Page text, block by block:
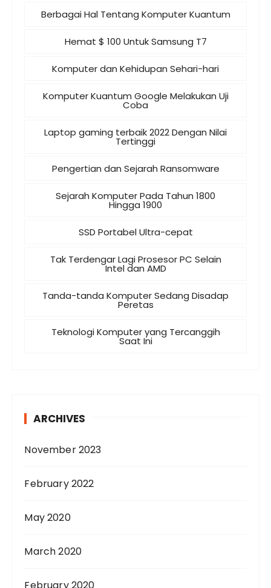
Berbagai Hal Tentang Komputer Kuantum
Hemat $ 100 Untuk Samsung T7
Komputer dan Kehidupan Sehari-hari
Komputer Kuantum Google Melakukan Uji
Coba
Laptop gaming terbaik 2022 Dengan Nilai
Tertinggi
Pengertian dan Sejarah Ransomware
Sejarah Komputer Pada Tahun 1800
Hingga 1900
SSD Portabel Ultra-cepat
Tak Terdengar Lagi Prosesor PC Selain
Intel dan AMD
Tanda-tanda Komputer Sedang Disadap
Peretas
Teknologi Komputer yang Tercanggih
Saat Ini
ARCHIVES
November 2023
February 2022
May 2020
March 2020